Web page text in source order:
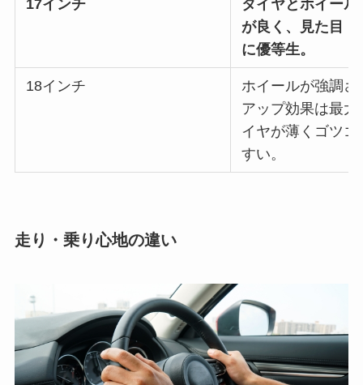
17インチ
タイヤとホイー
が良く、見た目・
に優等生。
18インチ
ホイールが強調さ
アップ効果は最大
イヤが薄くゴツ
すい。
走り・乗り心地の違い